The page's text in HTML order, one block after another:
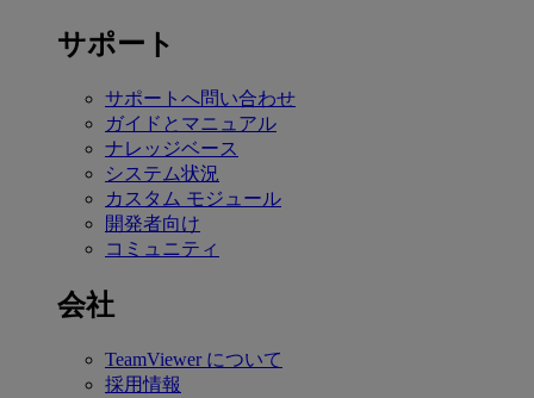
サポート
サポートへ問い合わせ
ガイドとマニュアル
ナレッジベース
システム状況
カスタム モジュール
開発者向け
コミュニティ
会社
TeamViewer について
採用情報